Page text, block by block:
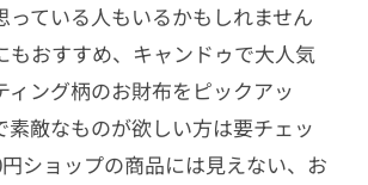
っている人もいるかもしれません
もおすすめ、キャンドゥで大人気
ィング柄のお財布をピックアッ
素敵なものが欲しい方は要チェッ
ショップの商品には見えない、お